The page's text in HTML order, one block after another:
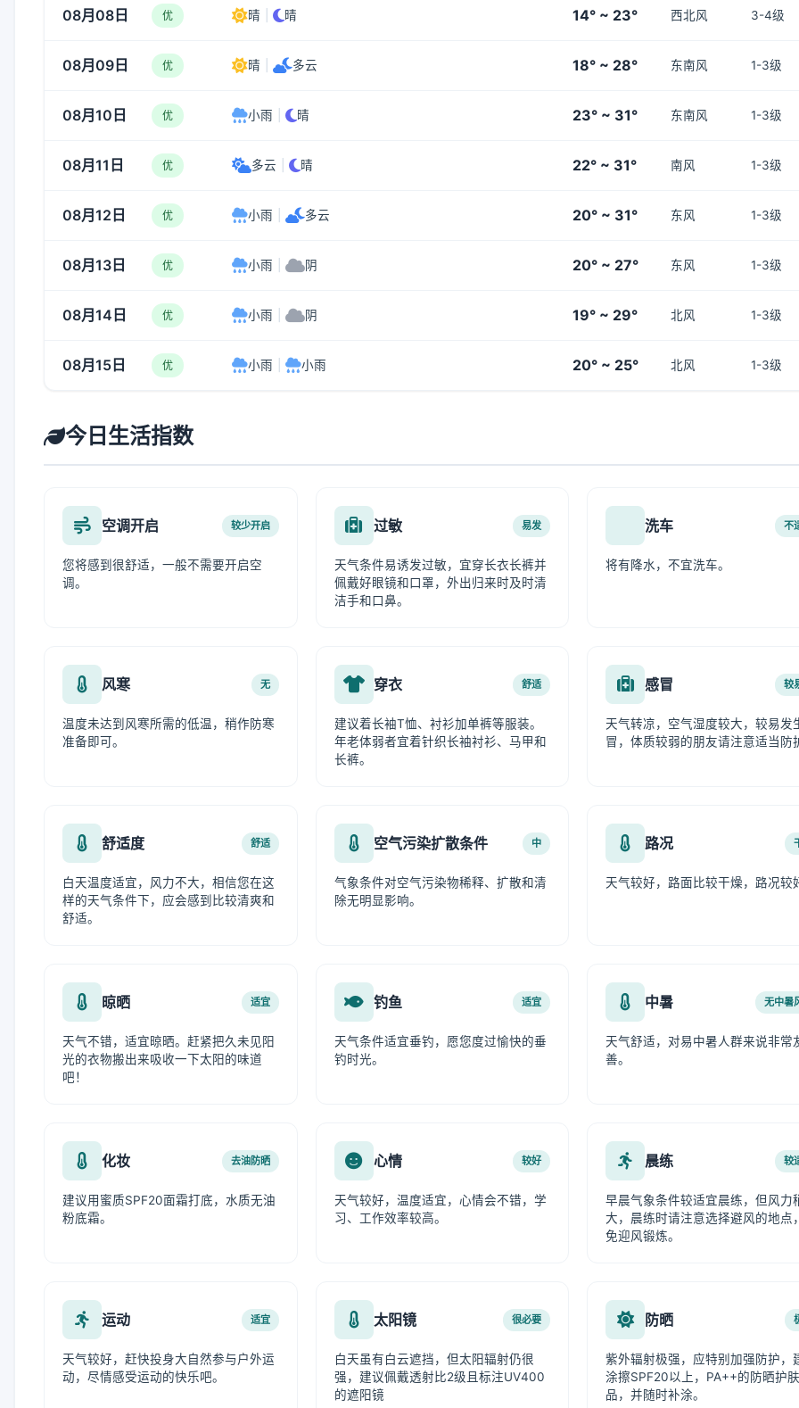
08月08日 优 晴 晴 14° ~ 23° 西北风 3-4级
08月09日 优 晴 多云 18° ~ 28° 东南风 1-3级
08月10日 优 小雨 晴 23° ~ 31° 东南风 1-3级
08月11日 优 多云 晴 22° ~ 31° 南风 1-3级
08月12日 优 小雨 多云 20° ~ 31° 东风 1-3级
08月13日 优 小雨 阴 20° ~ 27° 东风 1-3级
08月14日 优 小雨 阴 19° ~ 29° 北风 1-3级
08月15日 优 小雨 小雨 20° ~ 25° 北风 1-3级
今日生活指数
空调开启 较少开启
您将感到很舒适，一般不需要开启空
调。
过敏 易发
天气条件易诱发过敏，宜穿长衣长裤并
佩戴好眼镜和口罩，外出归来时及时清
洁手和口鼻。
洗车 不
将有降水，不宜洗车。
风寒 无
温度未达到风寒所需的低温，稍作防寒
准备即可。
穿衣 舒适
建议着长袖T恤、衬衫加单裤等服装。
年老体弱者宜着针织长袖衬衫、马甲和
长裤。
感冒 较
天气转凉，空气湿度较大，较易发
冒，体质较弱的朋友请注意适当防
舒适度 舒适
白天温度适宜，风力不大，相信您在这
样的天气条件下，应会感到比较清爽和
舒适。
空气污染扩散条件 中
气象条件对空气污染物稀释、扩散和清
除无明显影响。
路况
天气较好，路面比较干燥，路况较
晾晒 适宜
天气不错，适宜晾晒。赶紧把久未见阳
光的衣物搬出来吸收一下太阳的味道
吧！
钓鱼 适宜
天气条件适宜垂钓，愿您度过愉快的垂
钓时光。
中暑 无中暑
天气舒适，对易中暑人群来说非常
善。
化妆 去油防晒
建议用蜜质SPF20面霜打底，水质无油
粉底霜。
心情 较好
天气较好，温度适宜，心情会不错，学
习、工作效率较高。
晨练 较
早晨气象条件较适宜晨练，但风力
大，晨练时请注意选择避风的地点
免迎风锻炼。
运动 适宜
天气较好，赶快投身大自然参与户外运
动，尽情感受运动的快乐吧。
太阳镜 很必要
白天虽有白云遮挡，但太阳辐射仍很
强，建议佩戴透射比2级且标注UV400
的遮阳镜
防晒
紫外辐射极强，应特别加强防护，
涂擦SPF20以上，PA++的防晒护
品，并随时补涂。